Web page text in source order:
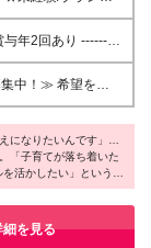
諭 □教員免許、 □
年2回あり ---------
～38万7千円（一
時間分（3万円
(3万8千円～)を含
与は月給月給27
額分は初回の賞与
中！≫ 希望を考
リアへの配属率
） ■埼玉（所沢
たま市、越谷市、
市、相模原市、藤
橋区） ■静岡（静
区、大阪市都島
になりたいんです」…
「子育てが落ち着いた
活かしたい」という理
ッシュアップし、チャ
に行っています。安定
す♪
細を見る